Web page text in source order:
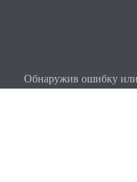
Обнаружив ошибку или